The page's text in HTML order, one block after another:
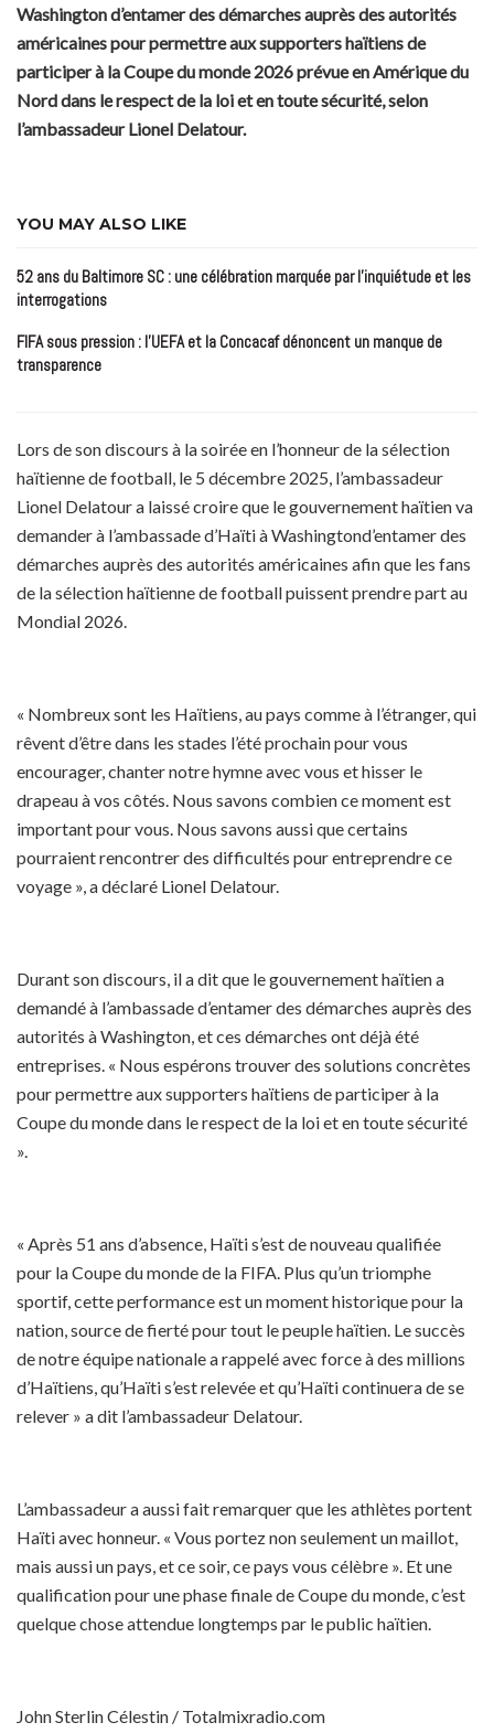
Washington d’entamer des démarches auprès des autorités
américaines pour permettre aux supporters haïtiens de
participer à la Coupe du monde 2026 prévue en Amérique du
Nord dans le respect de la loi et en toute sécurité, selon
l’ambassadeur Lionel Delatour.
YOU MAY ALSO LIKE
52 ans du Baltimore SC : une célébration marquée par l’inquiétude et les
interrogations
FIFA sous pression : l’UEFA et la Concacaf dénoncent un manque de
transparence
Lors de son discours à la soirée en l’honneur de la sélection
haïtienne de football, le 5 décembre 2025, l’ambassadeur
Lionel Delatour a laissé croire que le gouvernement haïtien va
demander à l’ambassade d’Haïti à Washingtond’entamer des
démarches auprès des autorités américaines afin que les fans
de la sélection haïtienne de football puissent prendre part au
Mondial 2026.
« Nombreux sont les Haïtiens, au pays comme à l’étranger, qui
rêvent d’être dans les stades l’été prochain pour vous
encourager, chanter notre hymne avec vous et hisser le
drapeau à vos côtés. Nous savons combien ce moment est
important pour vous. Nous savons aussi que certains
pourraient rencontrer des difficultés pour entreprendre ce
voyage », a déclaré Lionel Delatour.
Durant son discours, il a dit que le gouvernement haïtien a
demandé à l’ambassade d’entamer des démarches auprès des
autorités à Washington, et ces démarches ont déjà été
entreprises. « Nous espérons trouver des solutions concrètes
pour permettre aux supporters haïtiens de participer à la
Coupe du monde dans le respect de la loi et en toute sécurité
».
« Après 51 ans d’absence, Haïti s’est de nouveau qualifiée
pour la Coupe du monde de la FIFA. Plus qu’un triomphe
sportif, cette performance est un moment historique pour la
nation, source de fierté pour tout le peuple haïtien. Le succès
de notre équipe nationale a rappelé avec force à des millions
d’Haïtiens, qu’Haïti s’est relevée et qu’Haïti continuera de se
relever » a dit l’ambassadeur Delatour.
L’ambassadeur a aussi fait remarquer que les athlètes portent
Haïti avec honneur. « Vous portez non seulement un maillot,
mais aussi un pays, et ce soir, ce pays vous célèbre ». Et une
qualification pour une phase finale de Coupe du monde, c’est
quelque chose attendue longtemps par le public haïtien.
John Sterlin Célestin / Totalmixradio.com